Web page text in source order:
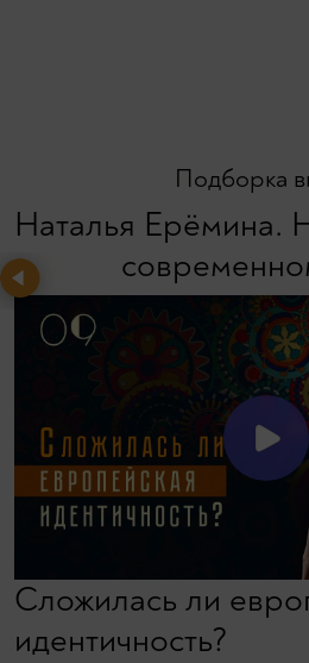
Подборка
Наталья Ерёмина.
Сложилась ли
идентичность?